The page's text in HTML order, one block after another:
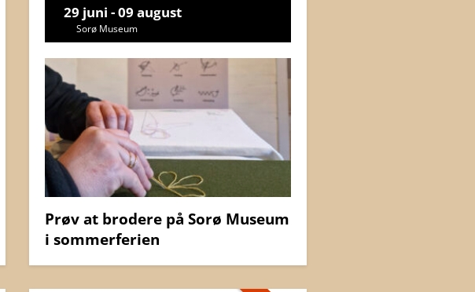
29 juni - 09 august
Sorø Museum
Prøv at brodere på Sorø Museum
i sommerferien